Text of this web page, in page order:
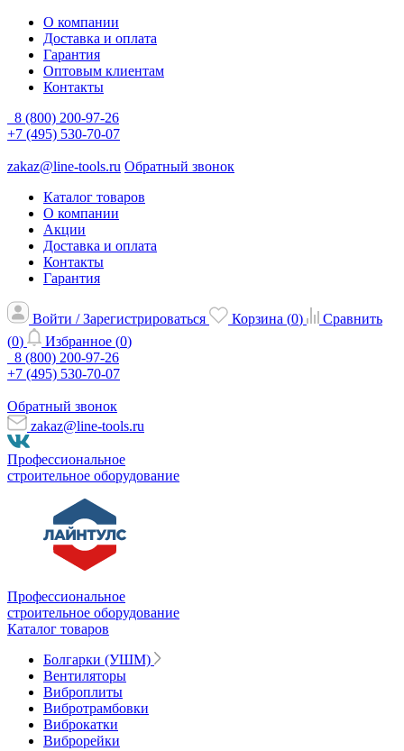
О компании
Доставка и оплата
Гарантия
Оптовым клиентам
Контакты
8 (800) 200-97-26
+7 (495) 530-70-07
zakaz@line-tools.ru Обратный звонок
Каталог товаров
О компании
Акции
Доставка и оплата
Контакты
Гарантия
Войти / Зарегистрироваться Корзина (0)
Сравнить
(0) Избранное (0)
8 (800) 200-97-26
+7 (495) 530-70-07
Обратный звонок
zakaz@line-tools.ru
Профессиональное
строительное оборудование
Профессиональное
строительное оборудование
Каталог товаров
Болгарки (УШМ)
Вентиляторы
Виброплиты
Вибротрамбовки
Виброкатки
Виброрейки